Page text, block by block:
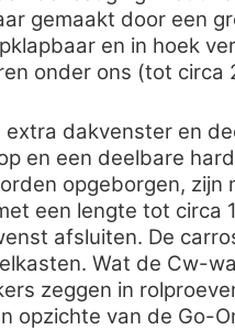
gemaakt door een
en in hoek
onder ons (tot circa
dakvenster en
en een deelbare
opgeborgen, zijn
een lengte tot circa
afsluiten. De
Wat de Cw-
zeggen in
opzichte van de Go-